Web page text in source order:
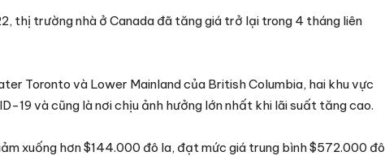
thị trường nhà ở Canada đã tăng giá trở lại trong 4 tháng liên
Toronto và Lower Mainland của British Columbia, hai khu vực
19 và cũng là nơi chịu ảnh hưởng lớn nhất khi lãi suất tăng cao.
xuống hơn $144.000 đô la, đạt mức giá trung bình $572.000 đô